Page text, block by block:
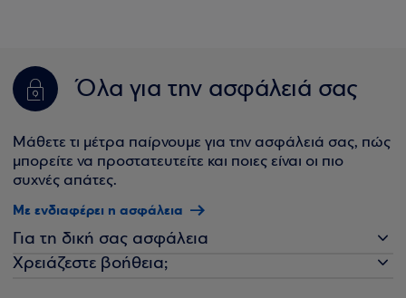
Όλα για την ασφάλειά σας
Μάθετε τι μέτρα παίρνουμε για την ασφάλειά σας, πώς
μπορείτε να προστατευτείτε και ποιες είναι οι πιο
συχνές απάτες.
Με ενδιαφέρει η ασφάλεια
Για τη δική σας ασφάλεια
Χρειάζεστε βοήθεια;